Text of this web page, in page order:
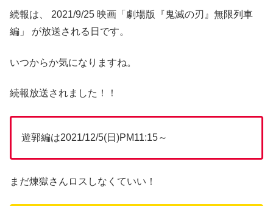
続報は、 2021/9/25 映画「劇場版『鬼滅の刃』無限列車
編」 が放送される日です。
いつからか気になりますね。
続報放送されました！！
遊郭編は2021/12/5(日)PM11:15～
まだ煉獄さんロスしなくていい！